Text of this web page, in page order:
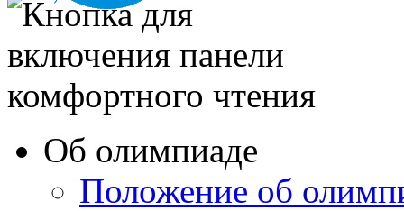
Об олимпиаде
Положение об